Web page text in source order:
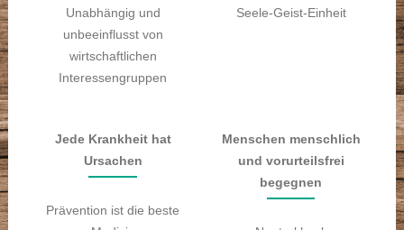
Unabhängig und
unbeeinflusst von
wirtschaftlichen
Interessengruppen
Seele-Geist-Einheit
Jede Krankheit hat
Ursachen
Prävention ist die beste
Menschen menschlich
und vorurteilsfrei
begegnen